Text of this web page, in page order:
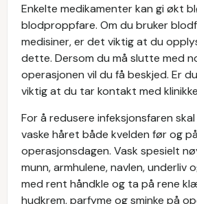
Enkelte medikamenter kan gi økt
blodproppfare. Om du bruker
medisiner, er det viktig at du
dette. Dersom du må slutte med
operasjonen vil du få beskjed. Er
viktig at du tar kontakt med
For å redusere infeksjonsfaren
vaske håret både kvelden før og
operasjonsdagen. Vask spesielt
munn, armhulene, navlen, underliv
med rent håndkle og ta på rene
hudkrem, parfyme og sminke på